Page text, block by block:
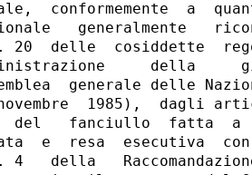
conformemente  a
generalmente
delle  cosiddette
della
generale delle
1985),  dagli
fanciullo  fatta  a
e  resa  esecutiva  con
della